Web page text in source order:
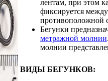
лентам, при этом
фиксируется
противоположной
Бегунки
метражной молнии
молнии
ВИДЫ БЕГУНКОВ: